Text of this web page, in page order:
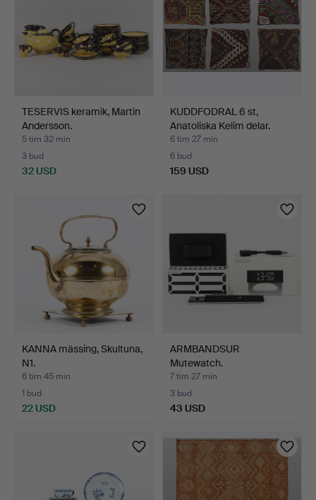
TESERVIS keramik, Martin
Andersson.
5 tim 32 min
3 bud
32 USD
KUDDFODRAL 6 st,
Anatoliska Kelim delar.
6 tim 27 min
6 bud
159 USD
KANNA mässing, Skultuna,
N1.
6 tim 45 min
1 bud
22 USD
ARMBANDSUR
Mutewatch.
7 tim 27 min
3 bud
43 USD